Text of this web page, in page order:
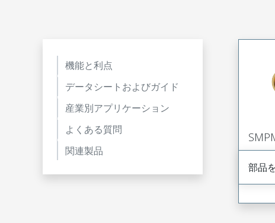
機能と利点
データシートおよびガイド
産業別アプリケーション
よくある質問
関連製品
部品